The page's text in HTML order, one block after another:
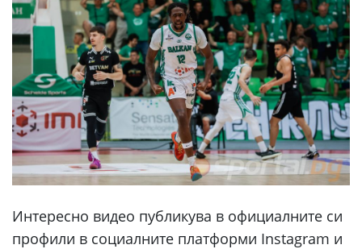
Интересно видео публикува в официалните си
профили в социалните платформи Instagram и